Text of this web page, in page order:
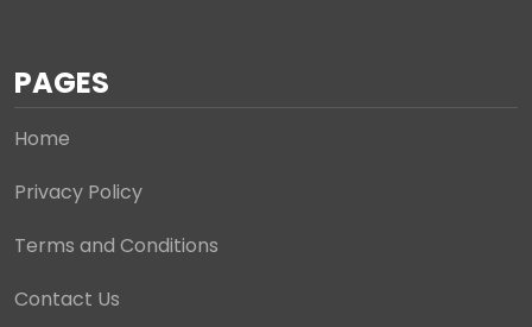
PAGES
Home
Privacy Policy
Terms and Conditions
Contact Us